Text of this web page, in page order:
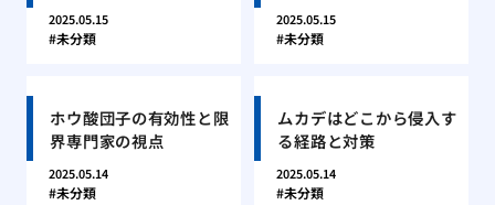
2025.05.15
未分類
2025.05.15
未分類
ホウ酸団子の有効性と限
界専門家の視点
2025.05.14
未分類
ムカデはどこから侵入す
る経路と対策
2025.05.14
未分類